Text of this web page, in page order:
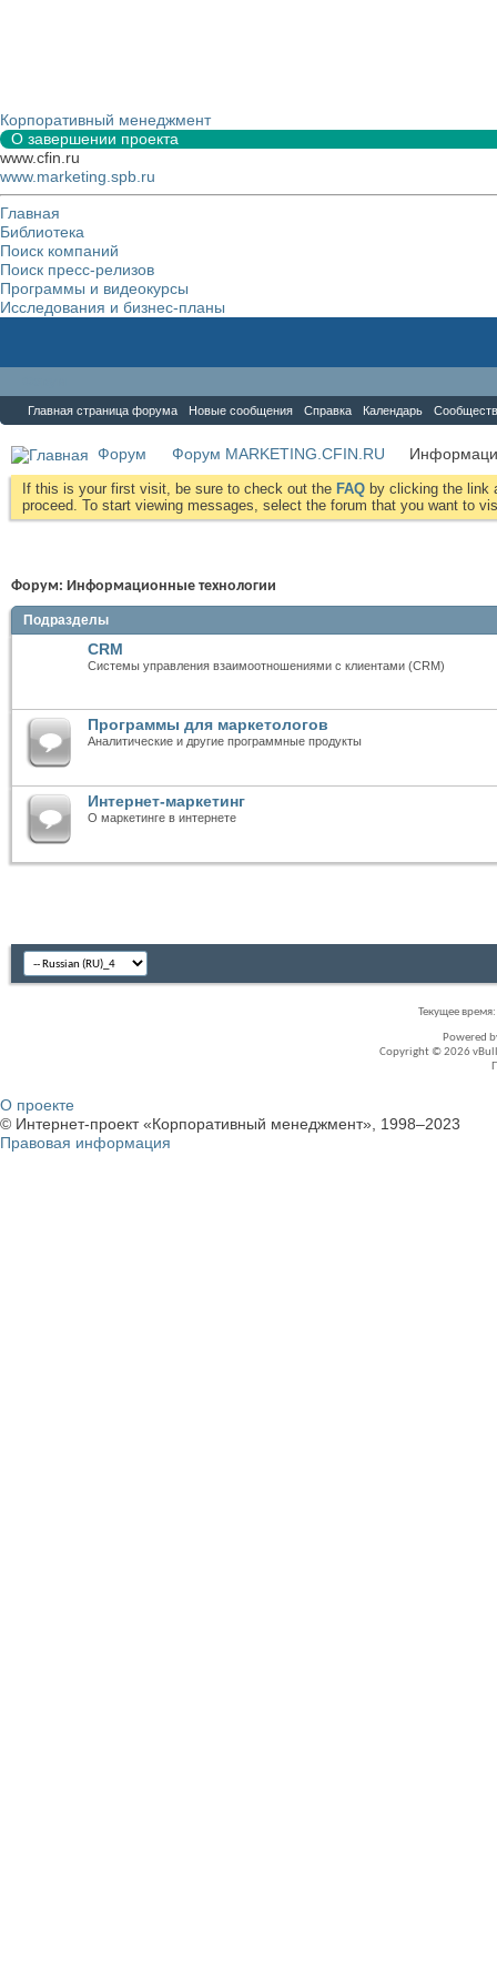
Корпоративный менеджмент
О завершении проекта
www.cfin.ru
www.marketing.spb.ru
Главная
Библиотека
Поиск компаний
Поиск пресс-релизов
Программы и видеокурсы
Исследования и бизнес-планы
Главная страница форума Новые сообщения Справка Календарь
Форум Форум MARKETING.CFIN.RU
If this is your first visit, be sure to check out the FAQ by clicking the link
proceed. To start viewing messages, select the forum that you want to
Форум: Информационные технологии
Подразделы
CRM
Системы управления взаимоотношениями с клиентами (CRM)
Программы для маркетологов
Аналитические и другие программные продукты
Интернет-маркетинг
О маркетинге в интернете
Текущее время:
Powered
Copyright © 2026
О проекте
© Интернет-проект «Корпоративный менеджмент», 1998–2023
Правовая информация